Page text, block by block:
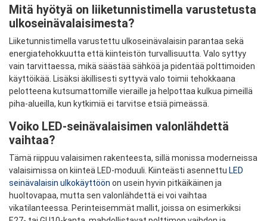
Mitä hyötyä on liiketunnistimella varustetusta
ulkoseinävalaisimesta?
Liiketunnistimella varustettu ulkoseinävalaisin parantaa sekä
energiatehokkuutta että kiinteistön turvallisuutta. Valo syttyy
vain tarvittaessa, mikä säästää sähköä ja pidentää polttimoiden
käyttöikää. Lisäksi äkillisesti syttyvä valo toimii tehokkaana
pelotteena kutsumattomille vieraille ja helpottaa kulkua pimeillä
piha-alueilla, kun kytkimiä ei tarvitse etsiä pimeässä.
Voiko LED-seinävalaisimen valonlähdettä
vaihtaa?
Tämä riippuu valaisimen rakenteesta, sillä monissa moderneissa
valaisimissa on kiinteä LED-moduuli. Kiinteästi asennettu LED
seinävalaisin ulkokäyttöön on usein hyvin pitkäikäinen ja
huoltovapaa, mutta sen valonlähdettä ei voi vaihtaa
vikatilanteessa. Perinteisemmät mallit, joissa on esimerkiksi